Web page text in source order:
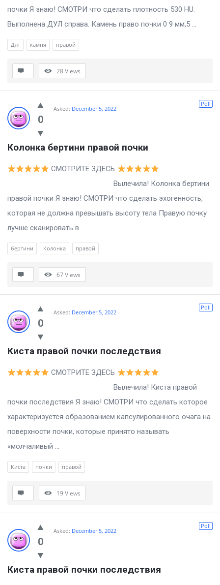
почки Я знаю! СМОТРИ что сделать плотность 530 HU.
Выполнена ДУЛ справа. Камень право почки 0 9 мм,5 ...
Длт камня правой
28Views
0
Poll
Asked: December 5, 2022
Колонка бертини правой почки
СМОТРИТЕ ЗДЕСЬ
Вылечила! Колонка бертини
правой почки Я знаю! СМОТРИ что сделать эхогенность,
которая не должна превышать высоту тела Правую почку
лучше сканировать в ...
бертини Колонка правой
67Views
0
Poll
Asked: December 5, 2022
Киста правой почки последствия
СМОТРИТЕ ЗДЕСЬ
Вылечила! Киста правой
почки последствия Я знаю! СМОТРИ что сделать которое
характеризуется образованием капсулированного очага на
поверхности почки, которые принято называть
«молчаливый ...
Киста почки правой
19Views
0
Poll
Asked: December 5, 2022
Киста правой почки последствия